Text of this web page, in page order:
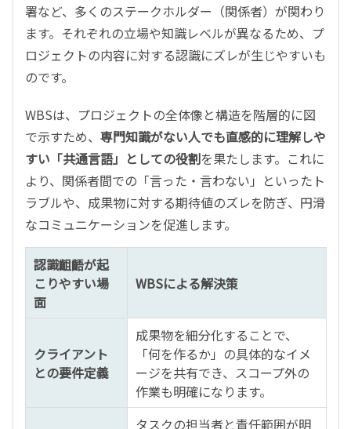
署など、多くのステークホルダー（関係者）が関わり
ます。それぞれの立場や知識レベルが異なるため、プ
ロジェクトの内容に対する認識にズレが生じやすいも
のです。
WBSは、プロジェクトの全体像と構造を階層的に図
で示すため、 専門知識がない人でも直感的に理解しや
すい「共通言語」としての役割を果たします。これに
より、関係者間での「言った・言わない」といったト
ラブルや、成果物に対する期待値のズレを防ぎ、円滑
なコミュニケーションを促進します。
認識齟齬が起
こりやすい場
面
WBSによる解決策
クライアント
との要件定義
成果物を細分化することで、
「何を作るか」の具体的なイメ
ージを共有でき、スコープ外の
作業も明確になります。
タスクの担当者と責任範囲が明